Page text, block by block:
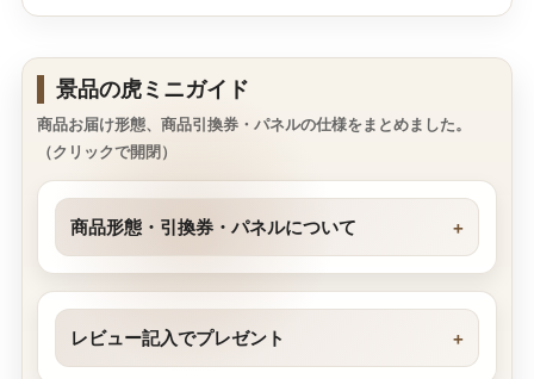
景品の虎ミニガイド
商品お届け形態、商品引換券・パネルの仕様をまとめました。
（クリックで開閉）
商品形態・引換券・パネルについて
レビュー記入でプレゼント